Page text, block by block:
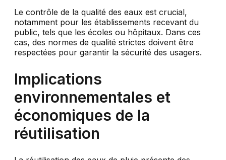
Le contrôle de la qualité des eaux est crucial,
notamment pour les établissements recevant du
public, tels que les écoles ou hôpitaux. Dans ces
cas, des normes de qualité strictes doivent être
respectées pour garantir la sécurité des usagers.
Implications
environnementales et
économiques de la
réutilisation